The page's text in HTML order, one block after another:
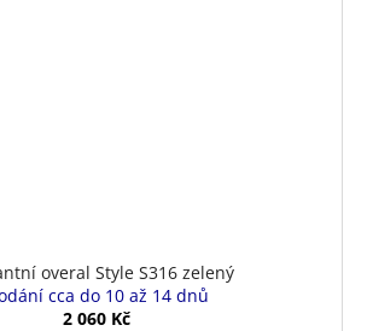
overal Style S316 zelený
cca do 10 až 14 dnů
2 060 Kč